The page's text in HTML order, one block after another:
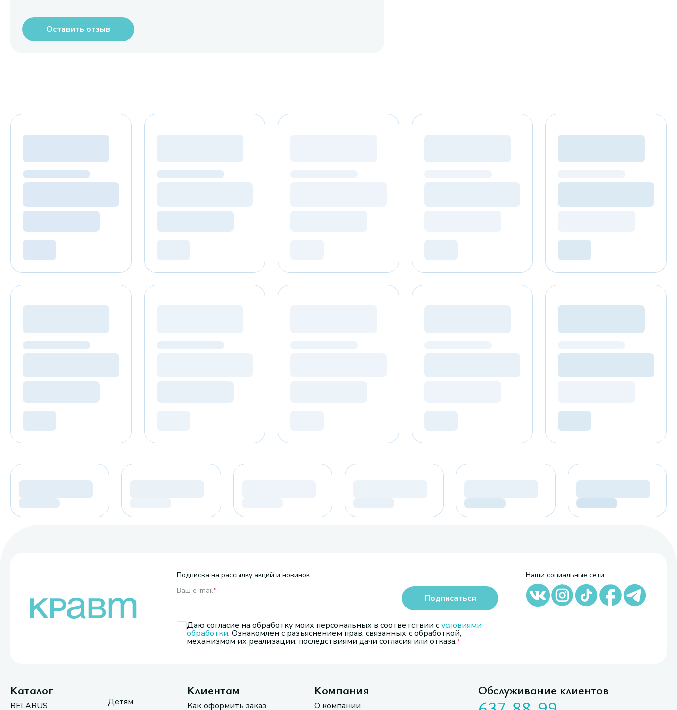
Оставить отзыв
Подписка на рассылку акций и новинок
Ваш e-mail*
Даю согласие на обработку моих персональных в соответствии сусловиями
обработки. Ознакомлен с разъяснением прав, связанных с обработкой,
механизмом их реализации, последствиями дачи согласия или отказа.
Подписаться
Наши социальные сети
Каталог
BELARUS Детям
Клиентам
Как оформить заказ
Компания
О компании
Обслуживание клиентов